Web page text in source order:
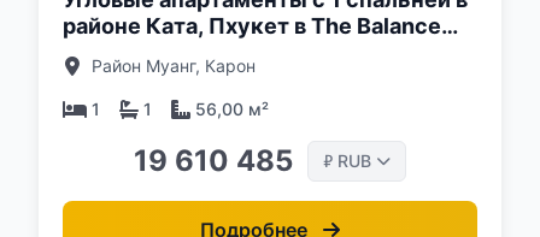
районе Ката, Пхукет в The Balance
Phuket
Район Муанг, Карон
1 1 56,00 м²
19 610 485 ₽ RUB
Подробнее